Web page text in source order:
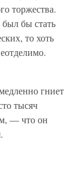
торжества.
бы стать
то хоть
гниет
тысяч
— что он